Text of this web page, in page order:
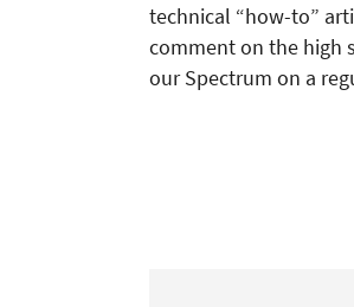
technical “how-to”
comment on the high
our Spectrum on a